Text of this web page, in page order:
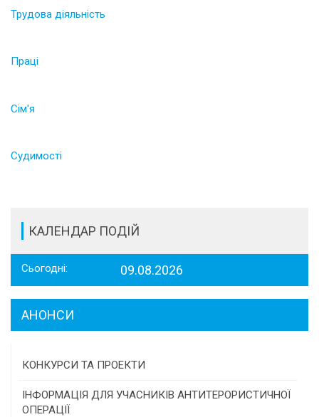
Трудова діяльність
Праці
Сім'я
Судимості
КАЛЕНДАР ПОДІЙ
Сьогодні: 09.08.2026
АНОНСИ
КОНКУРСИ ТА ПРОЕКТИ
Конкурс проектів та програм місцевого
самоврядування
ІНФОРМАЦІЯ ДЛЯ УЧАСНИКІВ АНТИТЕРОРИСТИЧНОЇ
ОПЕРАЦІЇ